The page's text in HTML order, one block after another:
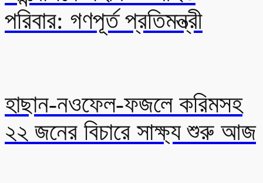
পরিবার: গণপূর্ত প্রতিমন্ত্রী
হাছান-নওফেল-ফজলে করিমসহ
২২ জনের বিচারে সাক্ষ্য শুরু আজ